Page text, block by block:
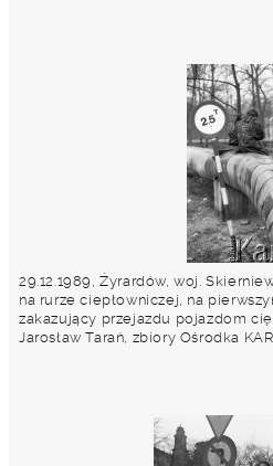
29.12.1989, Żyrardów, woj.
na rurze ciepłowniczej, na
zakazujący przejazdu pojazdom
Jarosław Tarań, zbiory Ośrodka